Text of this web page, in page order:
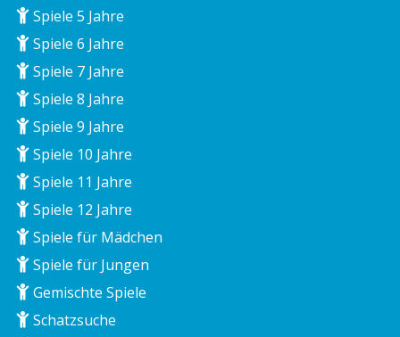
Spiele 5 Jahre
Spiele 6 Jahre
Spiele 7 Jahre
Spiele 8 Jahre
Spiele 9 Jahre
Spiele 10 Jahre
Spiele 11 Jahre
Spiele 12 Jahre
Spiele für Mädchen
Spiele für Jungen
Gemischte Spiele
Schatzsuche